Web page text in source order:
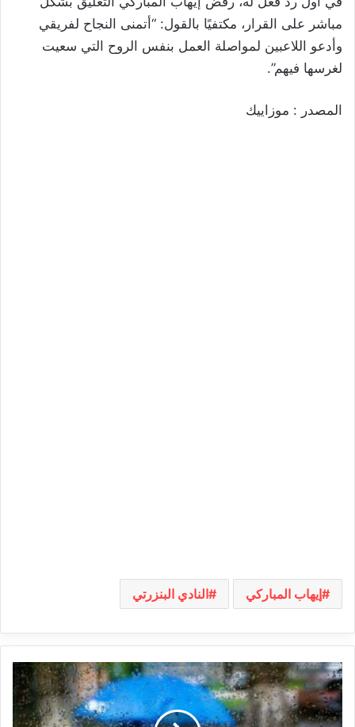
مباشر على القرار، مكتفيًا بالقول: “أتمنى النجاح لفريقي
وأدعو اللاعبين لمواصلة العمل بنفس الروح التي سعيت
لغرسها فيهم”.
المصدر : موزاييك
إيهاب المباركي النادي البنزرتي
بداية
من
يوم
الغد: